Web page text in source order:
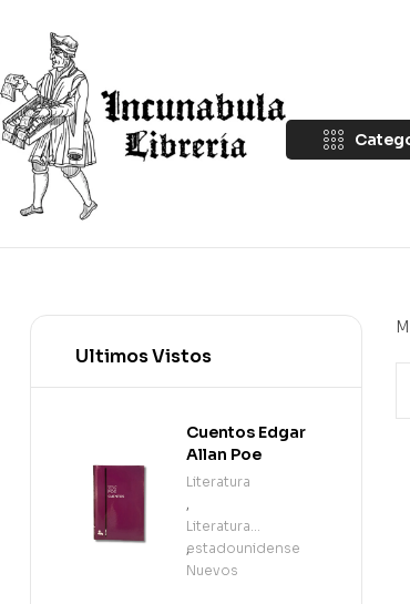
Ultimos Vistos
Cuentos Edgar
Allan Poe
Literatura
,
Literatura
estadounidense
,
Nuevos